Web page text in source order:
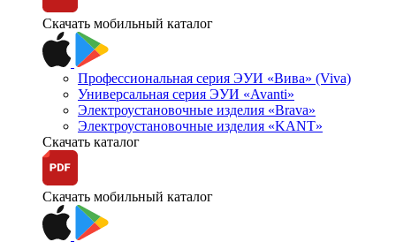
Скачать мобильный каталог
Профессиональная серия ЭУИ «Вива» (Viva)
Универсальная серия ЭУИ «Avanti»
Электроустановочные изделия «Brava»
Электроустановочные изделия «KANT»
Скачать каталог
Скачать мобильный каталог